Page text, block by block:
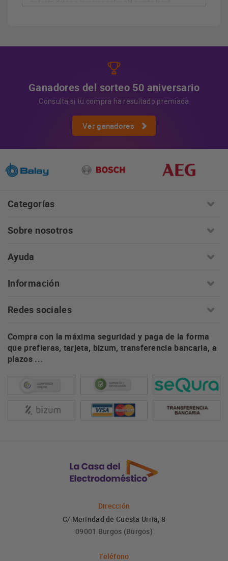
Ganadores del sorteo 50 aniversario
Consulta si tu compra ha resultado premiada
Ver ganadores
Categorías
Sobre nosotros
Ayuda
Información
Redes sociales
Compra con la máxima seguridad y paga de la forma
que prefieras, tarjeta, bizum, transferencia bancaria, a
plazos ...
Dirección
C/ Merindad de Cuesta Urria, 8
09001 Burgos (Burgos)
Teléfono